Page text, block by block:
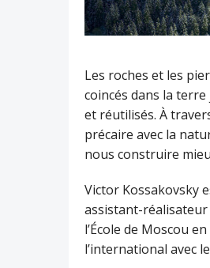
Les roches et les
coincés dans la
et réutilisés. À
précaire avec la
nous construire
Victor Kossakovsky
assistant-
l’École de Moscou
l’international avec